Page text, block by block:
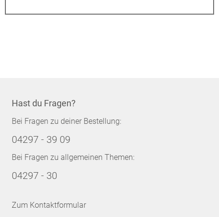
Hast du Fragen?
Bei Fragen zu deiner Bestellung:
04297 - 39 09
Bei Fragen zu allgemeinen Themen:
04297 - 30
Zum Kontaktformular